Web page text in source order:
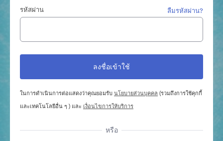
รหัสผ่าน ลืมรหัสผ่าน?
ในการดำเนินการต่อแสดงว่าคุณยอมรับนโยบายส่วนบุคคล (รวมถึงการใช้คุกกี้
และเทคโนโลยีอื่น ๆ ) และ เงื่อนไขการให้บริการ
หรือ